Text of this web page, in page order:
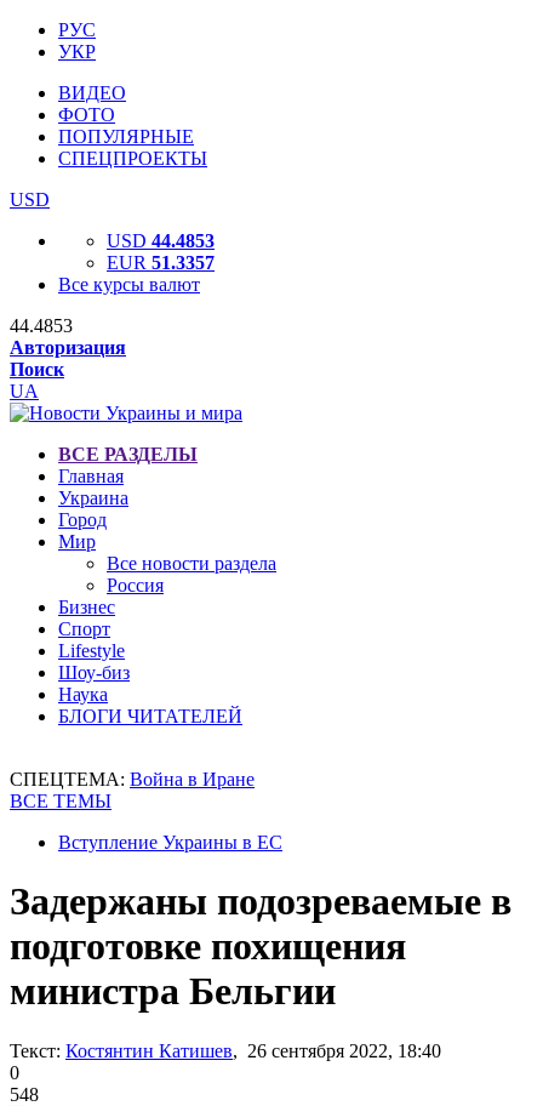
РУС
УКР
ВИДЕО
ФОТО
ПОПУЛЯРНЫЕ
СПЕЦПРОЕКТЫ
USD
USD 44.4853
EUR 51.3357
Все курсы валют
44.4853
Авторизация
Поиск
UA
ВСЕ РАЗДЕЛЫ
Главная
Украина
Город
Мир
Все новости раздела
Россия
Бизнес
Спорт
Lifestyle
Шоу-биз
Наука
БЛОГИ ЧИТАТЕЛЕЙ
СПЕЦТЕМА: Война в Иране
ВСЕ ТЕМЫ
Вступление Украины в ЕС
Задержаны подозреваемые в
подготовке похищения
министра Бельгии
Текст: Костянтин Катишев, 26 сентября 2022, 18:40
0
548